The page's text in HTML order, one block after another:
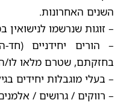
השנים האחרונות.
– זוגות שנרשמו לנישואין
– הורים יחידניים
בחזקתם, שטרם מלאו לו/ה 21 וגר/ה
– בעלי מוגבלות יחידים בגיל 21
– רווקים / גרושים / אלמנים